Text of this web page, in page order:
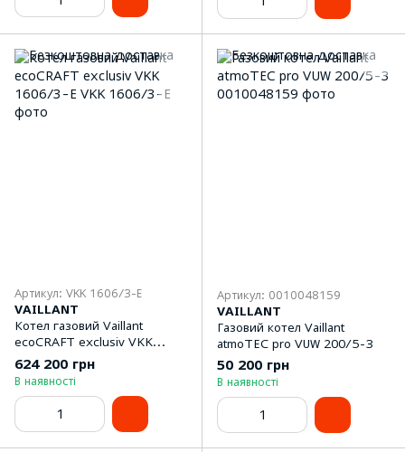
Артикул: VKK 1606/3-E
VAILLANT
Котел газовий Vaillant
ecoCRAFT exclusiv VKK
1606/3-E
624 200 грн
В наявності
Артикул: 0010048159
VAILLANT
Газовий котел Vaillant
atmoTEC pro VUW 200/5-3
50 200 грн
В наявності